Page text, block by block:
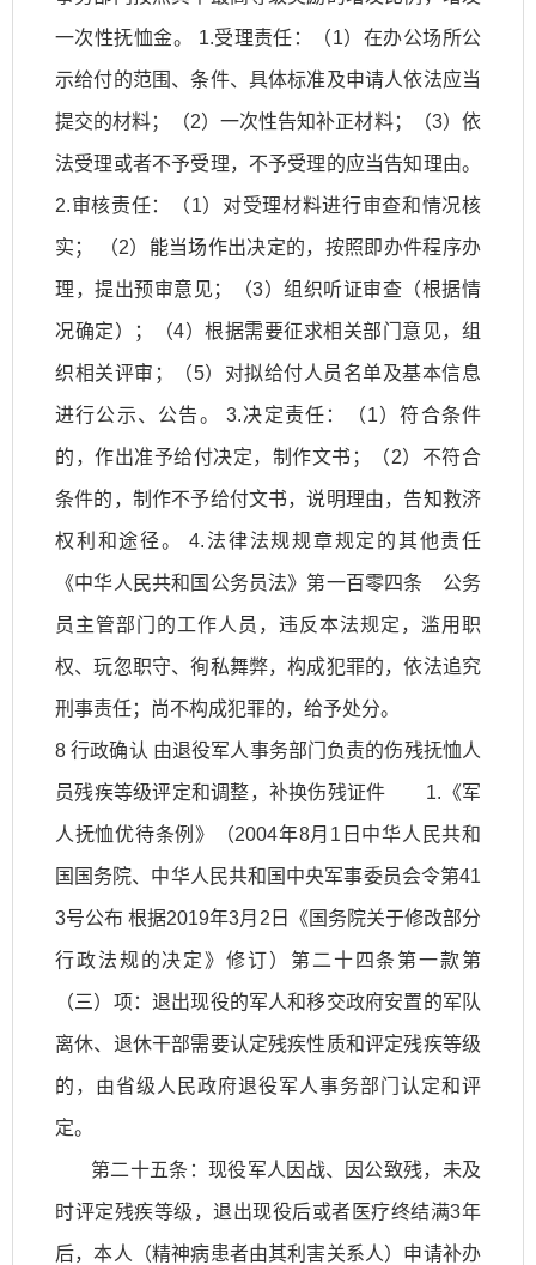
一次性抚恤金。 1.受理责任：（1）在办公场所公
示给付的范围、条件、具体标准及申请人依法应当
提交的材料；（2）一次性告知补正材料；（3）依
法受理或者不予受理，不予受理的应当告知理由。
2.审核责任：（1）对受理材料进行审查和情况核
实； （2）能当场作出决定的，按照即办件程序办
理，提出预审意见；（3）组织听证审查（根据情
况确定）；（4）根据需要征求相关部门意见，组
织相关评审；（5）对拟给付人员名单及基本信息
进行公示、公告。 3.决定责任：（1）符合条件
的，作出准予给付决定，制作文书；（2）不符合
条件的，制作不予给付文书，说明理由，告知救济
权利和途径。 4.法律法规规章规定的其他责任
《中华人民共和国公务员法》第一百零四条 公务
员主管部门的工作人员，违反本法规定，滥用职
权、玩忽职守、徇私舞弊，构成犯罪的，依法追究
刑事责任；尚不构成犯罪的，给予处分。
8 行政确认 由退役军人事务部门负责的伤残抚恤人
员残疾等级评定和调整，补换伤残证件 1.《军
人抚恤优待条例》（2004年8月1日中华人民共和
国国务院、中华人民共和国中央军事委员会令第41
3号公布 根据2019年3月2日《国务院关于修改部分
行政法规的决定》修订）第二十四条第一款第
（三）项：退出现役的军人和移交政府安置的军队
离休、退休干部需要认定残疾性质和评定残疾等级
的，由省级人民政府退役军人事务部门认定和评
定。
第二十五条：现役军人因战、因公致残，未及
时评定残疾等级，退出现役后或者医疗终结满3年
后，本人（精神病患者由其利害关系人）申请补办